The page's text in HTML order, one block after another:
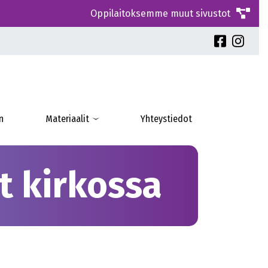
Oppilaitoksemme muut sivustot
Materiaalit Yhteystiedot
kirkossa